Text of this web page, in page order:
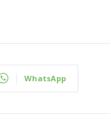
WhatsApp